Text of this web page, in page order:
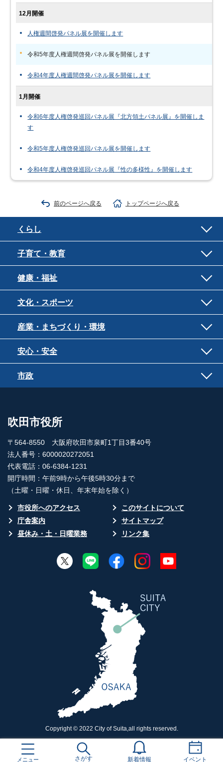
12月開催
人権週間啓発パネル展を開催します
令和5年度人権週間啓発パネル展を開催します
令和4年度人権週間啓発パネル展を開催します
1月開催
令和6年度人権啓発巡回パネル展『北方領土パネル展』を開催しま
す
令和5年度人権啓発巡回パネル展を開催します
令和4年度人権啓発巡回パネル展『性の多様性』を開催します
前のページへ戻る トップページへ戻る
メニュー さがす 新着情報 イベント
くらし
子育て・教育
健康・福祉
文化・スポーツ
産業・まちづくり・環境
安心・安全
市政
吹田市役所
〒564-8550 大阪府吹田市泉町1丁目3番40号
法人番号：6000020272051
代表電話：06-6384-1231
開庁時間：午前9時から午後5時30分まで
（土曜・日曜・休日、年末年始を除く）
市役所へのアクセス
このサイトについて
庁舎案内
サイトマップ
昼休み・土・日曜業務
リンク集
Copyright © 2022 City of Suita,all rights reserved.